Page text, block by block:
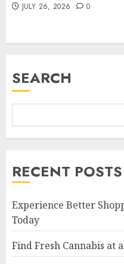
JULY 26, 2026 0
SEARCH
RECENT POSTS
Experience Better
Today
Find Fresh Cannabis at